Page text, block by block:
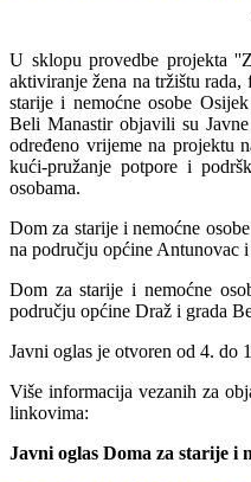
U sklopu provedbe projekta
aktiviranje žena na tržištu
starije i nemoćne osobe
Beli Manastir objavili su
određeno vrijeme na projektu
kući-pružanje potpore i
osobama.
Dom za starije i nemoćne
na području općine Antunovac
Dom za starije i nemoćne
području općine Draž i grada
Javni oglas je otvoren od 4. do
Više informacija vezanih za
linkovima:
Javni oglas Doma za starije i